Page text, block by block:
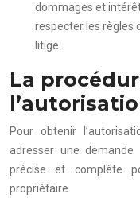
dommages et
respecter les règles
litige.
La
Pour obtenir
adresser une
précise et complète
propriétaire.